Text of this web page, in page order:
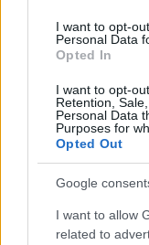
I want to opt-
Personal Data
Opted In
I want to opt-
Retention,
Personal Data
Purposes for
Opted Out
Google
I want to allow
related to
2024. július 8. 17:59
válogatott
Közben a nők